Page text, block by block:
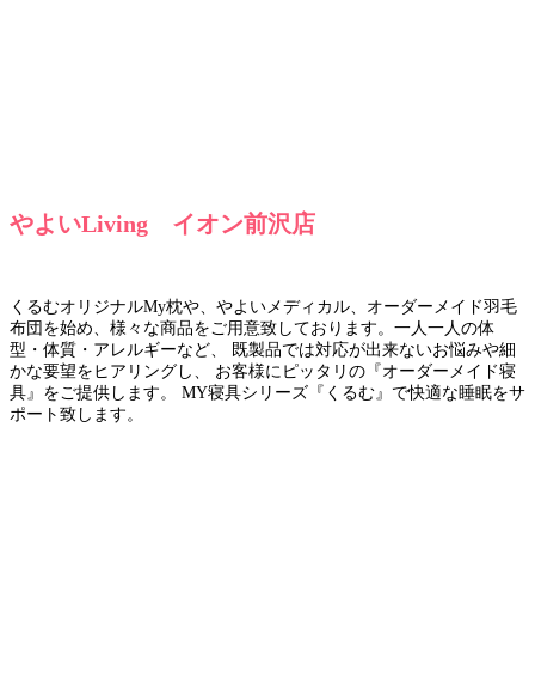
やよいLiving イオン前沢店
くるむオリジナルMy枕や、やよいメディカル、オーダーメイド羽毛
布団を始め、様々な商品をご用意致しております。一人一人の体
型・体質・アレルギーなど、 既製品では対応が出来ないお悩みや細
かな要望をヒアリングし、 お客様にピッタリの『オーダーメイド寝
具』をご提供します。 MY寝具シリーズ『くるむ』で快適な睡眠をサ
ポート致します。